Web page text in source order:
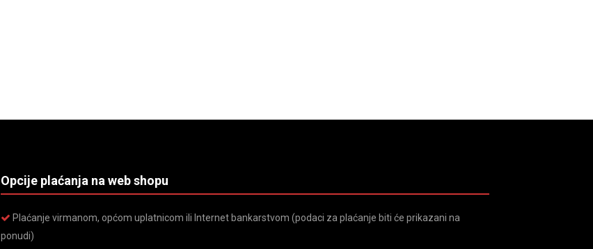
Opcije plaćanja na web shopu
Plaćanje virmanom, općom uplatnicom ili Internet bankarstvom (podaci za plaćanje biti će prikazani na
ponudi)